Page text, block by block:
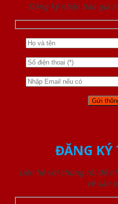
Đăng ký nhận báo giá
ĐĂNG KÝ
Liên hệ với chúng tôi để
về sản